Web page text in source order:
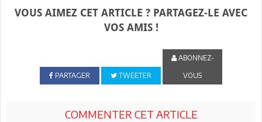
VOUS AIMEZ CET ARTICLE ? PARTAGEZ-LE AVEC
VOS AMIS !
PARTAGER TWEETER
ABONNEZ-
VOUS
COMMENTER CET ARTICLE